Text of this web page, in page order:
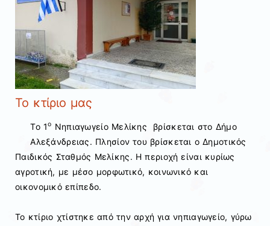
Το κτίριο μας
Το 1ο Νηπιαγωγείο Μελίκης βρίσκεται στο Δήμο
Αλεξάνδρειας. Πλησίον του βρίσκεται ο Δημοτικός
Παιδικός Σταθμός Μελίκης. Η περιοχή είναι κυρίως
αγροτική, με μέσο μορφωτικό, κοινωνικό και
οικονομικό επίπεδο.
Το κτίριο χτίστηκε από την αρχή για νηπιαγωγείο, γύρω